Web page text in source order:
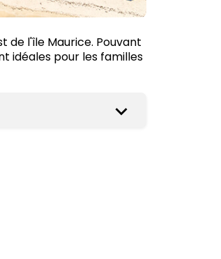
de l'île Maurice. Pouvant
idéales pour les familles